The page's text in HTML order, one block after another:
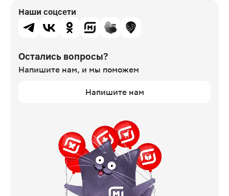
Наши соцсети
Остались вопросы?
Напишите нам, и мы поможем
Напишите нам